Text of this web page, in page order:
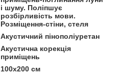
і шуму. Поліпшує
розбірливість мови.
Розміщення-стіни, стеля
Акустичний пінополіуретан
Акустична корекція
приміщень
100х200 см